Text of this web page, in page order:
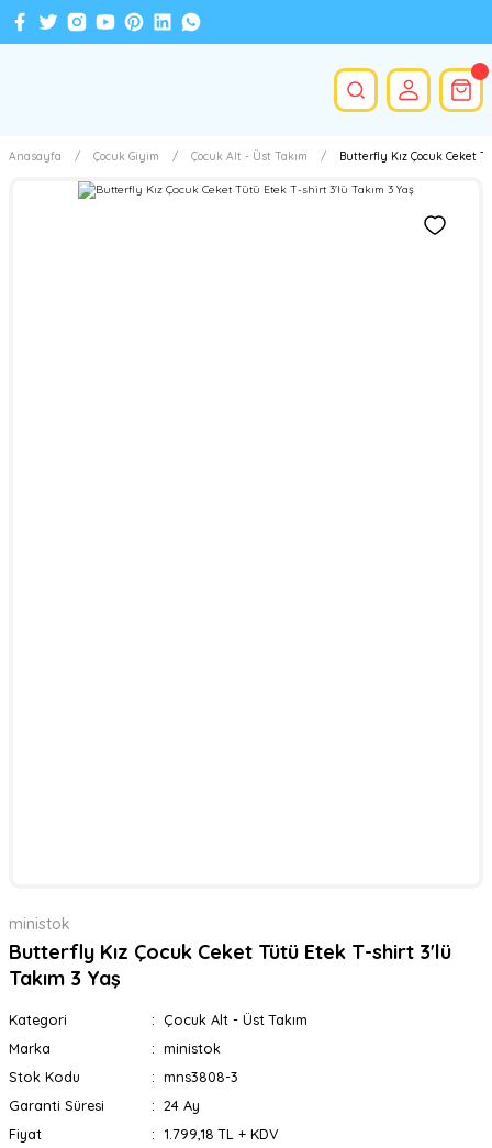
Anasayfa Çocuk Giyim Çocuk Alt - Üst Takım Butterfly Kız Çocuk Ceket
ministok
Butterfly Kız Çocuk Ceket Tütü Etek T-shirt 3'lü
Takım 3 Yaş
Kategori
Çocuk Alt - Üst Takım
Marka
ministok
Stok Kodu
mns3808-3
Garanti Süresi
24 Ay
Fiyat
1.799,18 TL + KDV